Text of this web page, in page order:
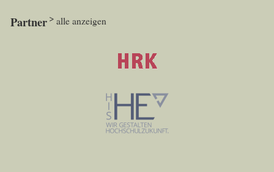
Partner alle anzeigen